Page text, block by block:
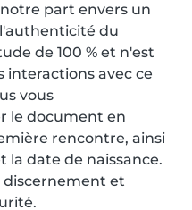
part envers un
du
de 100 % et n'est
interactions avec ce
vous
le document en
rencontre, ainsi
la date de naissance.
discernement et